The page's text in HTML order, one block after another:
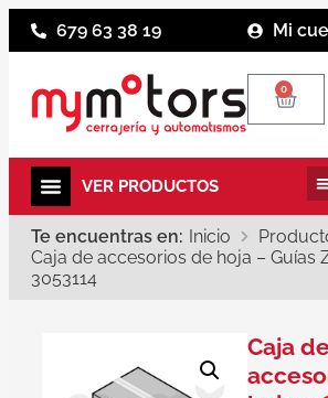
679 63 38 19 Mi
0
Te encuentras en: Inicio
Caja de accesorios de hoja – Guías
3053114
Caja